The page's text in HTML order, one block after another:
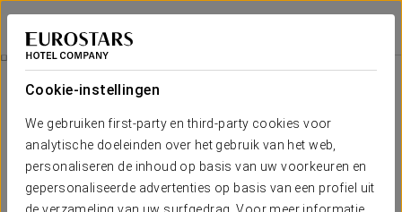
Cookie-instellingen
We gebruiken first-party en third-party cookies voor
analytische doeleinden over het gebruik van het web,
personaliseren de inhoud op basis van uw voorkeuren en
gepersonaliseerde advertenties op basis van een profiel uit
Eurostars Palazzo Zichy
BOEDAPEST
Ontspannende Ervaring